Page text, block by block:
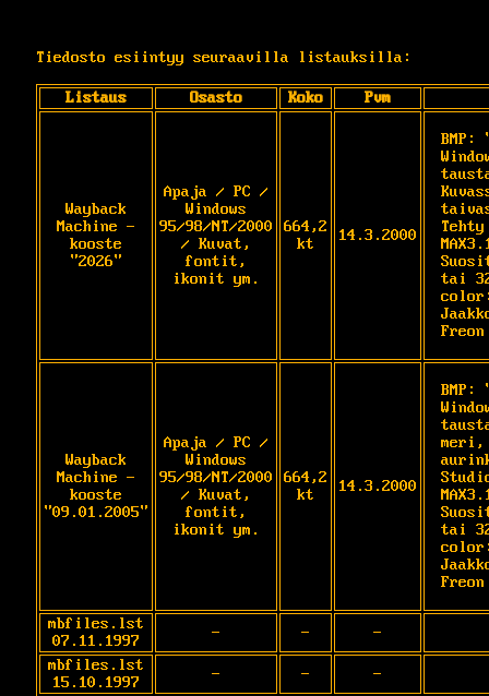
Tiedosto esiintyy seuraavilla listauksilla:
Listaus Osasto Koko Pvm
Wayback
Machine -
kooste
"2026"
Apaja / PC /
Windows
95/98/NT/2000
/ Kuvat,
fontit,
ikonit ym.
664,2
kt
14.3.2000
BMP:
tai
Wayback
Machine -
kooste
"09.01.2005"
Apaja / PC /
Windows
95/98/NT/2000
/ Kuvat,
fontit,
ikonit ym.
664,2
kt
14.3.2000
BMP:
tai
mbfiles.lst
07.11.1997
- -
-
mbfiles.lst
15.10.1997
- -
-